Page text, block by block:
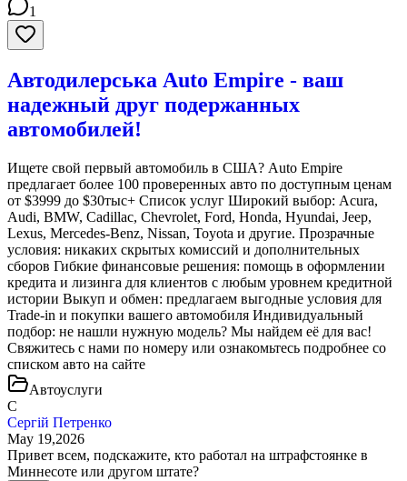
1
Автодилерська Auto Empire - ваш
надежный друг подержанных
автомобилей!
Ищете свой первый автомобиль в США? Auto Empire
предлагает более 100 проверенных авто по доступным ценам
от $3999 до $30тыс+ Список услуг Широкий выбор: Acura,
Audi, BMW, Cadillac, Chevrolet, Ford, Honda, Hyundai, Jeep,
Lexus, Mercedes-Benz, Nissan, Toyota и другие. Прозрачные
условия: никаких скрытых комиссий и дополнительных
сборов Гибкие финансовые решения: помощь в оформлении
кредита и лизинга для клиентов с любым уровнем кредитной
истории Выкуп и обмен: предлагаем выгодные условия для
Trade-in и покупки вашего автомобиля Индивидуальный
подбор: не нашли нужную модель? Мы найдем её для вас!
Свяжитесь с нами по номеру или ознакомьтесь подробнее со
списком авто на сайте
Автоуслуги
С
Сергій Петренко
May 19,2026
Привет всем, подскажите, кто работал на штрафстоянке в
Миннесоте или другом штате?